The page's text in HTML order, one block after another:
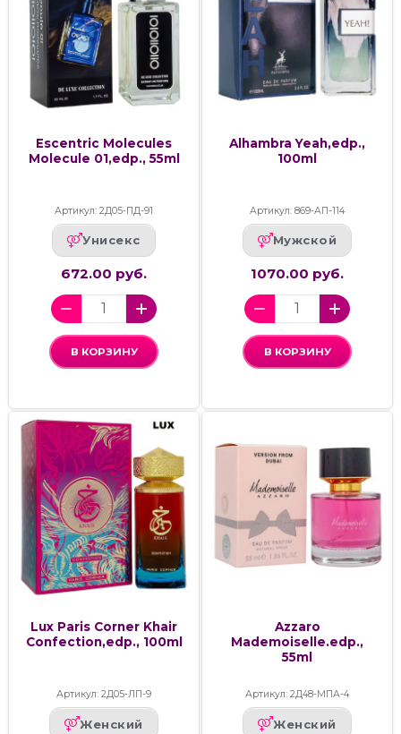
Escentric Molecules
Molecule 01,edp., 55ml
Артикул: 2Д05-ПД-91
Унисекс
672.00 руб.
В КОРЗИНУ
Alhambra Yeah,edp.,
100ml
Артикул: 869-АП-114
Мужской
1070.00 руб.
В КОРЗИНУ
Lux Paris Corner Khair
Confection,edp., 100ml
Артикул: 2Д05-ЛП-9
Женский
Azzaro
Mademoiselle.edp.,
55ml
Артикул: 2Д48-МПА-4
Женский